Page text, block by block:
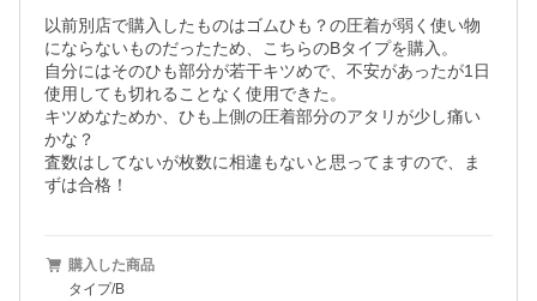
以前別店で購入したものはゴムひも？の圧着が弱く使い物
にならないものだったため、こちらのBタイプを購入。
自分にはそのひも部分が若干キツめで、不安があったが1日
使用しても切れることなく使用できた。
キツめなためか、ひも上側の圧着部分のアタリが少し痛い
かな？
査数はしてないが枚数に相違もないと思ってますので、ま
ずは合格！
購入した商品
タイプ/B